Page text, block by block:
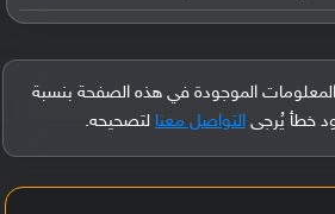
الموجودة في هذه الصفحة بنسبة
التواصل معنا لتصحيحه.